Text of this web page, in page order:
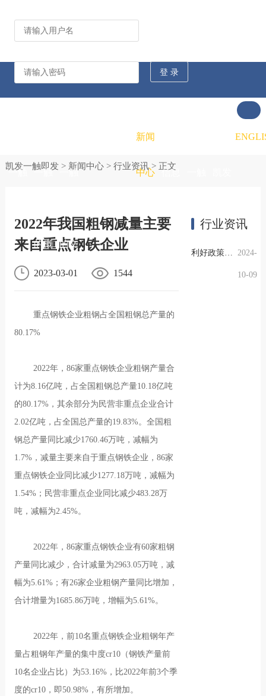
一触 一触
的概
况
一触
的文
化
新闻
中心 信息
凯发一触即发> 新闻中心> 行业资讯> 正文
2022年我国粗钢减量主要
来自重点钢铁企业
2023-03-01 1544
重点钢铁企业粗钢占全国粗钢总产量的
80.17%
2022年，86家重点钢铁企业粗钢产量合
计为8.16亿吨，占全国粗钢总产量10.18亿吨
的80.17%，其余部分为民营非重点企业合计
2.02亿吨，占全国总产量的19.83%。全国粗
钢总产量同比减少1760.46万吨，减幅为
1.7%，减量主要来自于重点钢铁企业，86家
重点钢铁企业同比减少1277.18万吨，减幅为
1.54%；民营非重点企业同比减少483.28万
吨，减幅为2.45%。
2022年，86家重点钢铁企业有60家粗钢
产量同比减少，合计减量为2963.05万吨，减
幅为5.61%；有26家企业粗钢产量同比增加，
合计增量为1685.86万吨，增幅为5.61%。
2022年，前10名重点钢铁企业粗钢年产
量占粗钢年产量的集中度cr10（钢铁产量前
10名企业占比）为53.16%，比2022年前3个季
度的cr10，即50.98%，有所增加。
行业资讯
利好政策提振钢市信心，四季度行业需求或小幅上升 2024-
10-09